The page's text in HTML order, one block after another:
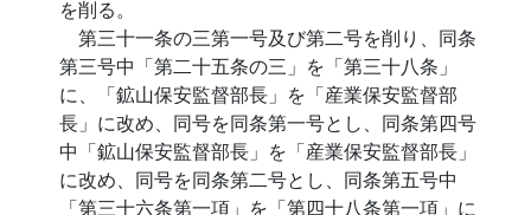
を削る。
第三十一条の三第一号及び第二号を削り、同条
第三号中「第二十五条の三」を「第三十八条」
に、「鉱山保安監督部長」を「産業保安監督部
長」に改め、同号を同条第一号とし、同条第四号
中「鉱山保安監督部長」を「産業保安監督部長」
に改め、同号を同条第二号とし、同条第五号中
「第三十六条第一項」を「第四十八条第一項」に